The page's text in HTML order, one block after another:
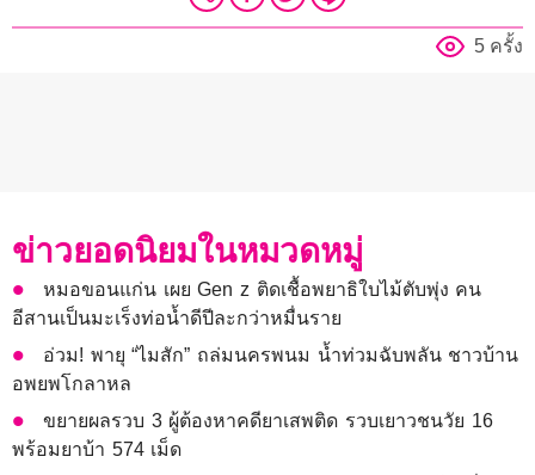
5 ครั้ง
ข่าวยอดนิยมในหมวดหมู่
หมอขอนแก่น เผย Gen z ติดเชื้อพยาธิใบไม้ตับพุ่ง คน
อีสานเป็นมะเร็งท่อน้ำดีปีละกว่าหมื่นราย
อ่วม! พายุ “ไมสัก” ถล่มนครพนม น้ำท่วมฉับพลัน ชาวบ้าน
อพยพโกลาหล
ขยายผลรวบ 3 ผู้ต้องหาคดียาเสพติด รวบเยาวชนวัย 16
พร้อมยาบ้า 574 เม็ด